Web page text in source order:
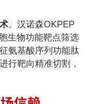
。 汉诺森OKPEP
生物功能靶点筛选
氨基酸序列功能肽
行靶向精准切割，